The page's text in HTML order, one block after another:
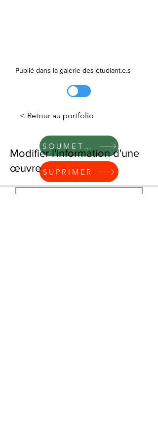
Publié dans la galerie des étudiant.e.s
SOUMETTRE
SUPRIMER
< Retour au portfolio
Modifier l'information d'une
œuvre